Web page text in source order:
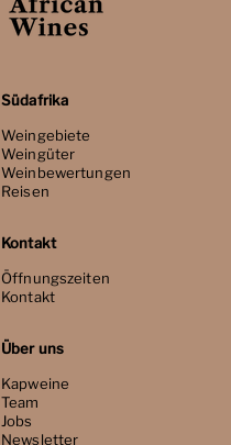
Südafrika
Weingebiete
Weingüter
Weinbewertungen
Reisen
Kontakt
Öffnungszeiten
Kontakt
Über uns
Kapweine
Team
Jobs
Newsletter